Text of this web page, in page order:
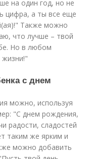
на один год, но не
цифра, а ты все еще
Также можно
что лучше – твой
Но в любом
жизни!"
с днем
можно, используя
"С днем рождения,
радости, сладостей
таким же ярким и
можно добавить